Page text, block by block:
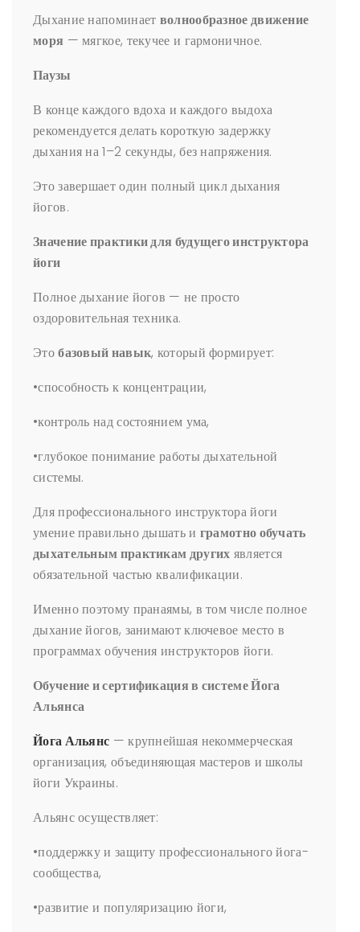
Дыхание напоминает волнообразное движение
моря — мягкое, текучее и гармоничное.
Паузы
В конце каждого вдоха и каждого выдоха
рекомендуется делать короткую задержку
дыхания на 1–2 секунды, без напряжения.
Это завершает один полный цикл дыхания
йогов.
Значение практики для будущего инструктора
йоги
Полное дыхание йогов — не просто
оздоровительная техника.
Этобазовый навык, который формирует:
•способность к концентрации,
•контроль над состоянием ума,
•глубокое понимание работы дыхательной
системы.
Для профессионального инструктора йоги
умение правильно дышать и грамотно обучать
дыхательным практикам других является
обязательной частью квалификации.
Именно поэтому пранаямы, в том числе полное
дыхание йогов, занимают ключевое место в
программах обучения инструкторов йоги.
Обучение и сертификация в системе Йога
Альянса
Йога Альянс — крупнейшая некоммерческая
организация, объединяющая мастеров и школы
йоги Украины.
Альянс осуществляет:
•поддержку и защиту профессионального йога-
сообщества,
•развитие и популяризацию йоги,